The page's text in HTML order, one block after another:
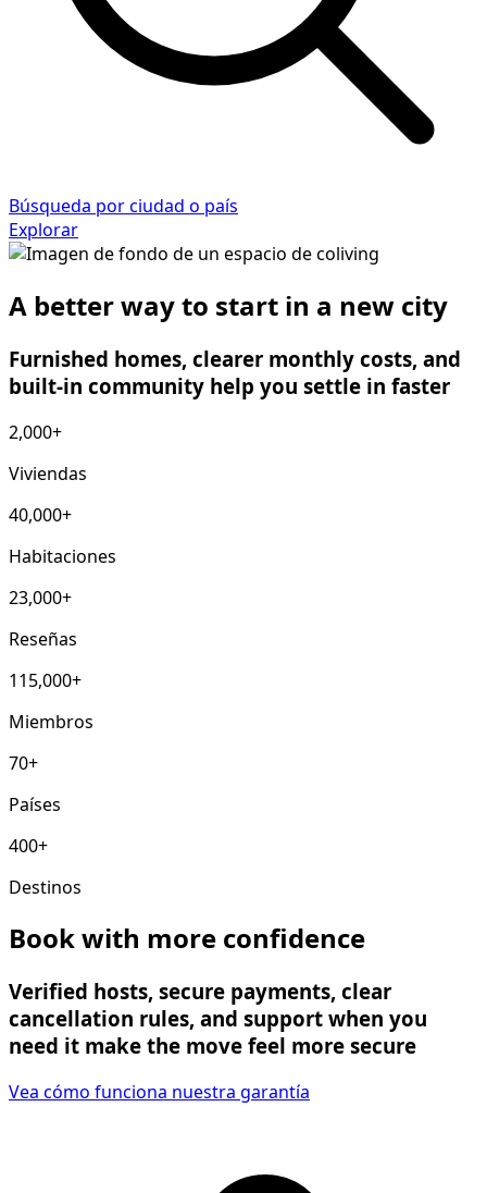
Búsqueda por ciudad o país
Explorar
A better way to start in a new city
Furnished homes, clearer monthly costs, and
built-in community help you settle in faster
2,000+
Viviendas
40,000+
Habitaciones
23,000+
Reseñas
115,000+
Miembros
70+
Países
400+
Destinos
Book with more confidence
Verified hosts, secure payments, clear
cancellation rules, and support when you
need it make the move feel more secure
Vea cómo funciona nuestra garantía